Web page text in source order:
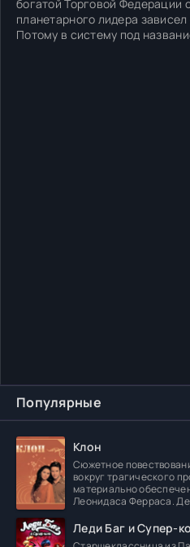
Популярные
Клон
Сюжетное
вокруг трагического
материально
Леонидаса Ферраса.
Леди Баг и Супер-
богатой Торговой Федерации
планетарного лидера
Потому в систему под